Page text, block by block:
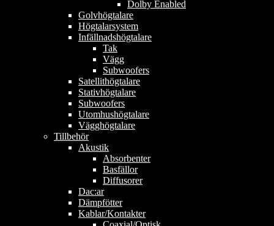
Dolby Enabled
Golvhögtalare
Högtalarsystem
Infällnadshögtalare
Tak
Vägg
Subwoofers
Satellithögtalare
Stativhögtalare
Subwoofers
Utomhushögtalare
Vägghögtalare
Tillbehör
Akustik
Absorbenter
Basfällor
Diffusorer
Dac:ar
Dämpfötter
Kablar/Kontakter